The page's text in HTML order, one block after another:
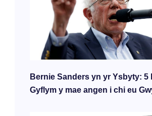
Bernie Sanders yn yr Ysbyty: 5
Gyflym y mae angen i chi eu